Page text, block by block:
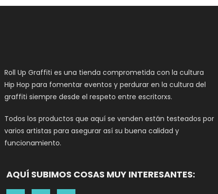
Roll Up Graffiti es una tienda comprometida con la cultura
Hip Hop para fomentar eventos y perdurar en la cultura del
graffiti siempre desde el respeto entre escritorxs.
Todos los productos que aquí se venden están testeados por
varios artistas para asegurar así su buena calidad y
funcionamiento.
AQUÍ SUBIMOS COSAS MUY INTERESANTES: